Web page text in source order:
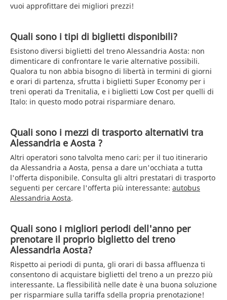
vuoi approfittare dei migliori prezzi!
Quali sono i tipi di biglietti disponibili?
Esistono diversi biglietti del treno Alessandria Aosta: non
dimenticare di confrontare le varie alternative possibili.
Qualora tu non abbia bisogno di libertà in termini di giorni
e orari di partenza, sfrutta i biglietti Super Economy per i
treni operati da Trenitalia, e i biglietti Low Cost per quelli di
Italo: in questo modo potrai risparmiare denaro.
Quali sono i mezzi di trasporto alternativi tra
Alessandria e Aosta ?
Altri operatori sono talvolta meno cari: per il tuo itinerario
da Alessandria a Aosta, pensa a dare un'occhiata a tutta
l'offerta disponibile. Consulta gli altri prestatari di trasporto
seguenti per cercare l'offerta più interessante: autobus
Alessandria Aosta.
Quali sono i migliori periodi dell'anno per
prenotare il proprio biglietto del treno
Alessandria Aosta?
Rispetto ai periodi di punta, gli orari di bassa affluenza ti
consentono di acquistare biglietti del treno a un prezzo più
interessante. La flessibilità nelle date è una buona soluzione
per risparmiare sulla tariffa sdella propria prenotazione!